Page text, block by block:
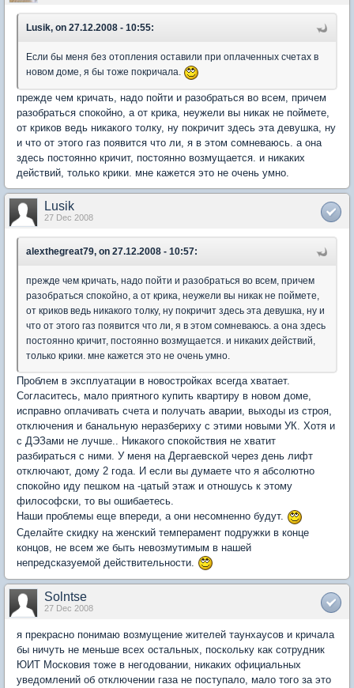
Lusik, on 27.12.2008 - 10:55:
Если бы меня без отопления оставили при оплаченных счетах в
новом доме, я бы тоже покричала.
прежде чем кричать, надо пойти и разобраться во всем, причем
разобраться спокойно, а от крика, неужели вы никак не поймете,
от криков ведь никакого толку, ну покричит здесь эта девушка, ну
и что от этого газ появится что ли, я в этом сомневаюсь. а она
здесь постоянно кричит, постоянно возмущается. и никаких
действий, только крики. мне кажется это не очень умно.
Lusik
27 Dec 2008
alexthegreat79, on 27.12.2008 - 10:57:
прежде чем кричать, надо пойти и разобраться во всем, причем
разобраться спокойно, а от крика, неужели вы никак не поймете,
от криков ведь никакого толку, ну покричит здесь эта девушка, ну и
что от этого газ появится что ли, я в этом сомневаюсь. а она здесь
постоянно кричит, постоянно возмущается. и никаких действий,
только крики. мне кажется это не очень умно.
Проблем в эксплуатации в новостройках всегда хватает.
Согласитесь, мало приятного купить квартиру в новом доме,
исправно оплачивать счета и получать аварии, выходы из строя,
отключения и банальную неразбериху с этими новыми УК. Хотя и
с ДЭЗами не лучше.. Никакого спокойствия не хватит
разбираться с ними. У меня на Дергаевской через день лифт
отключают, дому 2 года. И если вы думаете что я абсолютно
спокойно иду пешком на -цатый этаж и отношусь к этому
философски, то вы ошибаетесь.
Наши проблемы еще впереди, а они несомненно будут.
Сделайте скидку на женский темперамент подружки в конце
концов, не всем же быть невозмутимым в нашей
непредсказуемой действительности.
Solntse
27 Dec 2008
я прекрасно понимаю возмущение жителей таунхаусов и кричала
бы ничуть не меньше всех остальных, поскольку как сотрудник
ЮИТ Московия тоже в негодовании, никаких официальных
уведомлений об отключении газа не поступало, мало того за это